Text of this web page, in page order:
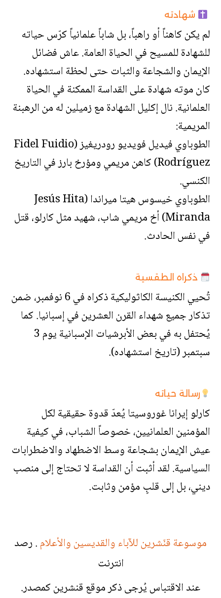
شهادته
لم يكن كاهناً أو راهباً، بل شاباً علمانياً كرّس حياته
للشهادة للمسيح في الحياة العامة. عاش فضائل
الإيمان والشجاعة والثبات حتى لحظة استشهاده.
كان موته شهادة على القداسة الممكنة في الحياة
العلمانية. نال إكليل الشهادة مع زميلين له من الرهبنة
المريمية:
الطوباوي فيديل فويديو رودريغيز (Fidel Fuidio
Rodríguez) كاهن مريمي ومؤرخ بارز في التاريخ
الكنسي.
الطوباوي خيسوس هيتا ميراندا (Jesús Hita
Miranda) أخ مريمي شاب، شهيد مثل كارلو، قتل
في نفس الحادث.
ذكراه الطقسية
تُحيي الكنيسة الكاثوليكية ذكراه في 6 نوفمبر، ضمن
تذكار جميع شهداء القرن العشرين في إسبانيا. كما
يُحتفل به في بعض الأبرشيات الإسبانية يوم 3
سبتمبر (تاريخ استشهاده).
رسالة حياته
كارلو إيرانا غوروسيتا يُعدّ قدوة حقيقية لكل
المؤمنين العلمانيين، خصوصاً الشباب، في كيفية
عيش الإيمان بشجاعة وسط الاضطهاد والاضطرابات
السياسية. لقد أثبت أن القداسة لا تحتاج إلى منصب
ديني، بل إلى قلبٍ مؤمن وثابت.
موسوعة قنّشرين للآباء والقديسين والأعلام. رصد
انترنت
عند الاقتباس يُرجى ذكر موقع قنشرين كمصدر.